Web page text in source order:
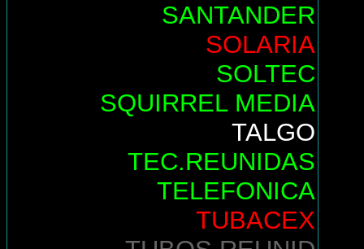
SANTANDER
SOLARIA
SOLTEC
SQUIRREL MEDIA
TALGO
TEC.REUNIDAS
TELEFONICA
TUBACEX